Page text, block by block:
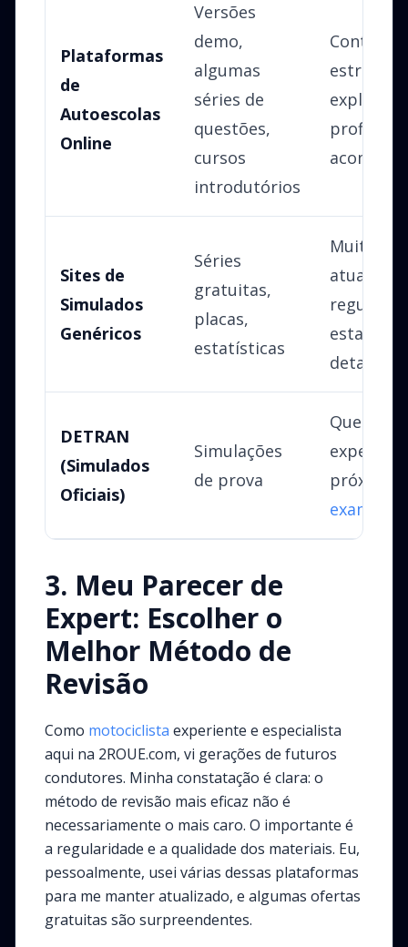
Plataformas
de
Autoescolas
Online
Versões
demo,
algumas
séries de
questões,
cursos
introdutórios
Conteúdo
Sites de
Simulados
Genéricos
Séries
gratuitas,
placas,
estatísticas
Muitas
regulares,
DETRAN
(Simulados
Oficiais)
Simulações
de prova
próxima
exame
3. Meu Parecer de
Expert: Escolher o
Melhor Método de
Revisão
Como motociclista experiente e especialista
aqui na 2ROUE.com, vi gerações de futuros
condutores. Minha constatação é clara: o
método de revisão mais eficaz não é
necessariamente o mais caro. O importante é
a regularidade e a qualidade dos materiais. Eu,
pessoalmente, usei várias dessas plataformas
para me manter atualizado, e algumas ofertas
gratuitas são surpreendentes.